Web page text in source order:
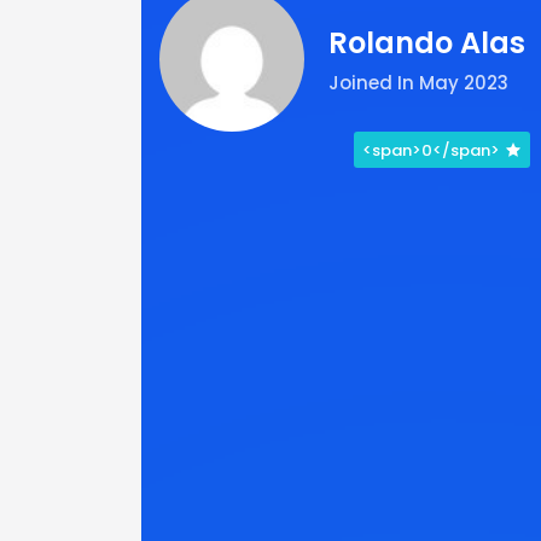
Rolando Alas
Joined In May 2023
<span>0</span>